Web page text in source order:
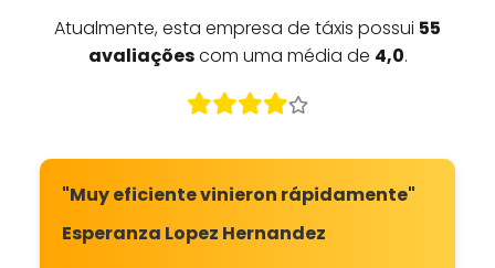
Atualmente, esta empresa de táxis possui 55
avaliaçõescom uma média de 4,0.
"Muy eficiente vinieron rápidamente"
Esperanza Lopez Hernandez